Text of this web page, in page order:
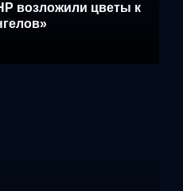
возложили цветы к